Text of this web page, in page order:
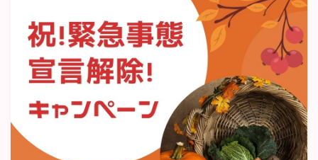
デモプリセット記事 #5
デモプリセット記事 #7
プライバシーポリシー
プライバシーポリシー
プロフィールと主な仕事の実績
体質診断テスト
利用規約／特定商取引法に基づく表記
利用規約／特定商取引法に基づく表記
有料記事の決済完了ページ